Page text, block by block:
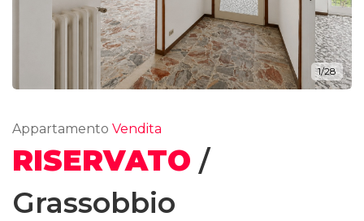
1/28
Appartamento Vendita
RISERVATO /
Grassobbio